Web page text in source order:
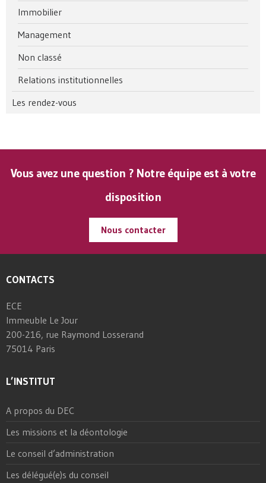
Immobilier
Management
Non classé
Relations institutionnelles
Les rendez-vous
Vous avez une question ? Notre équipe est à votre
disposition
Nous contacter
CONTACTS
ECE
Immeuble Le Jour
200-216, rue Raymond Losserand
75014 Paris
L’INSTITUT
A propos du DEC
Les missions et la déontologie
Le conseil d’administration
Les délégué(e)s du conseil